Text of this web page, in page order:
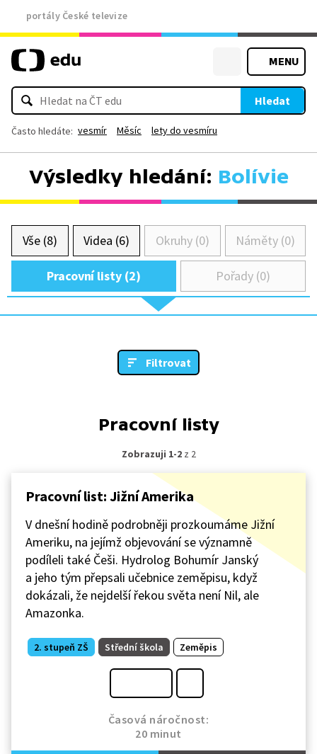
portály České televize
MENU
Hledat
Často hledáte: vesmír Měsíc lety do vesmíru
Výsledky hledání: Bolívie
Vše (8) Videa (6) Okruhy (0) Náměty (0)
Pracovní listy (2) Pořady (0)
Filtrovat
Pracovní listy
Zobrazuji 1-2z 2
Pracovní list: Jižní Amerika
V dnešní hodině podrobněji prozkoumáme Jižní
Ameriku, na jejímž objevování se významně
podíleli také Češi. Hydrolog Bohumír Janský
a jeho tým přepsali učebnice zeměpisu, když
dokázali, že nejdelší řekou světa není Nil, ale
Amazonka.
2. stupeň ZŠ Střední škola Zeměpis
Časová náročnost:
20 minut